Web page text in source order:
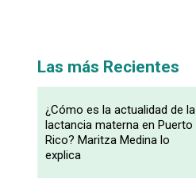
Las más Recientes
¿Cómo es la actualidad de la
lactancia materna en Puerto
Rico? Maritza Medina lo
explica